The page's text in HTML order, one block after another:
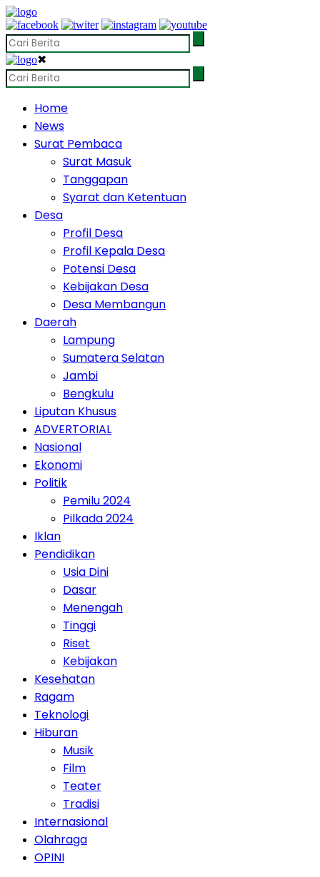
✖
Home
News
Surat Pembaca
Surat Masuk
Tanggapan
Syarat dan Ketentuan
Desa
Profil Desa
Profil Kepala Desa
Potensi Desa
Kebijakan Desa
Desa Membangun
Daerah
Lampung
Sumatera Selatan
Jambi
Bengkulu
Liputan Khusus
ADVERTORIAL
Nasional
Ekonomi
Politik
Pemilu 2024
Pilkada 2024
Iklan
Pendidikan
Usia Dini
Dasar
Menengah
Tinggi
Riset
Kebijakan
Kesehatan
Ragam
Teknologi
Hiburan
Musik
Film
Teater
Tradisi
Internasional
Olahraga
OPINI